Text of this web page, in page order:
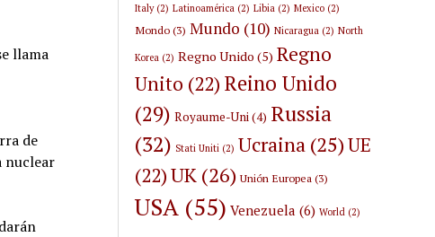
llama
de
nuclear
Italy(2) Latinoamérica (2) Libia (2) Mexico (2)
Mondo(3) Mundo (10) Nicaragua (2) North
Korea (2) Regno Unido (5) Regno
Unito (22) Reino Unido
(29) Royaume-Uni(4) Russia
(32) Stati Uniti (2) Ucraina (25)UE
(22)UK (26) Unión Europea (3)
USA (55) Venezuela (6) World (2)